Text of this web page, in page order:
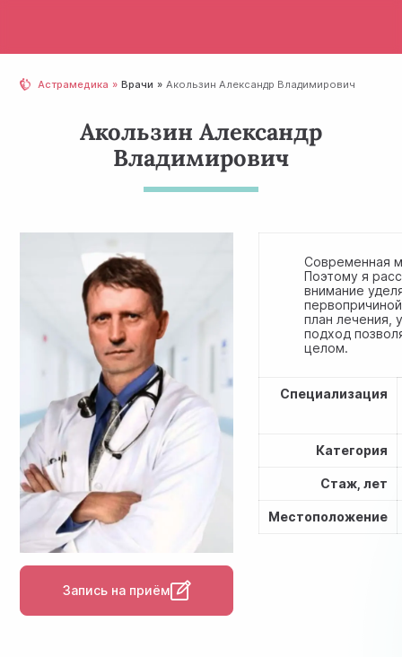
Астрамедика Врачи Акользин Александр Владимирович
Акользин Александр
Владимирович
Запись на приём
Современная
Поэтому я
внимание
план лечения,
подход
целом.
Специализация
Категория
Стаж, лет
Местоположение